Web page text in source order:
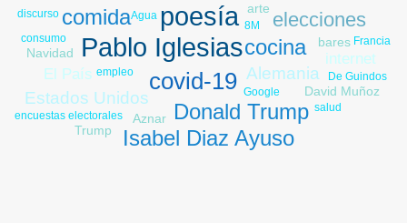
poesía
Pablo Iglesias
covid-19
cocina
Donald Trump
comida
Isabel Diaz Ayuso
elecciones
Estados Unidos
Alemania
internet
El País
arte
bares
Navidad
Aznar
David Muñoz
Trump
consumo
empleo
encuestas electorales
Francia
salud
De Guindos
Google
8M
Agua
discurso